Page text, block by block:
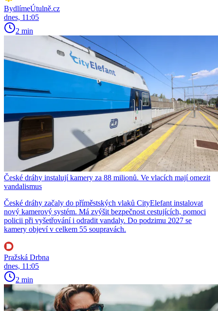
BydlímeÚtulně.cz
dnes, 11:05
2 min
České dráhy instalují kamery za 88 milionů. Ve vlacích mají omezit
vandalismus
České dráhy začaly do příměstských vlaků CityElefant instalovat
nový kamerový systém. Má zvýšit bezpečnost cestujících, pomoci
policii při vyšetřování i odradit vandaly. Do podzimu 2027 se
kamery objeví v celkem 55 soupravách.
Pražská Drbna
dnes, 11:05
2 min